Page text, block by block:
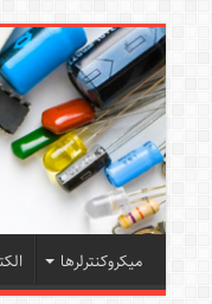
میکروکنترلرها